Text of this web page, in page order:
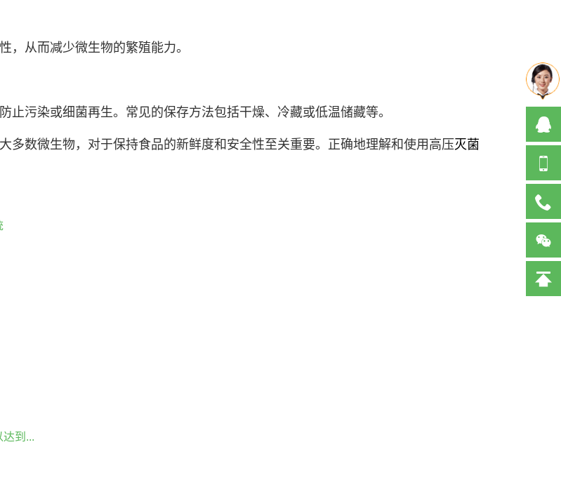
，从而减少微生物的繁殖能力。
污染或细菌再生。常见的保存方法包括干燥、冷藏或低温储藏等。
多数微生物，对于保持食品的新鲜度和安全性至关重要。正确地理解和使用高压灭菌
到...